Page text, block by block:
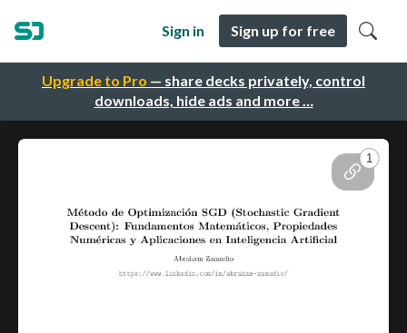
Upgrade to Pro — share decks privately, control
downloads, hide ads and more …
Sign in Sign up for free